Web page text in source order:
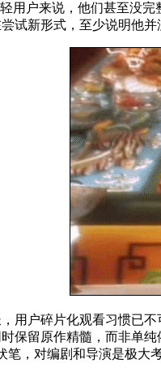
用户来说，他们甚至没
试新形式，至少说明他
用户碎片化观看习惯已
保留原作精髓，而非单
笔，对编剧和导演是极